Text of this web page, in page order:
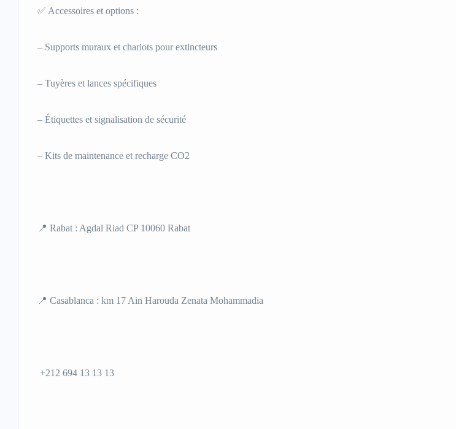
✅ Accessoires et options :
– Supports muraux et chariots pour extincteurs
– Tuyères et lances spécifiques
– Étiquettes et signalisation de sécurité
– Kits de maintenance et recharge CO2
📍 Rabat : Agdal Riad CP 10060 Rabat
📍 Casablanca : km 17 Ain Harouda Zenata Mohammadia
+212 694 13 13 13